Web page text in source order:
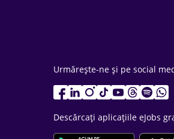
Urmărește-ne și pe social
Descărcați aplicațiile eJobs